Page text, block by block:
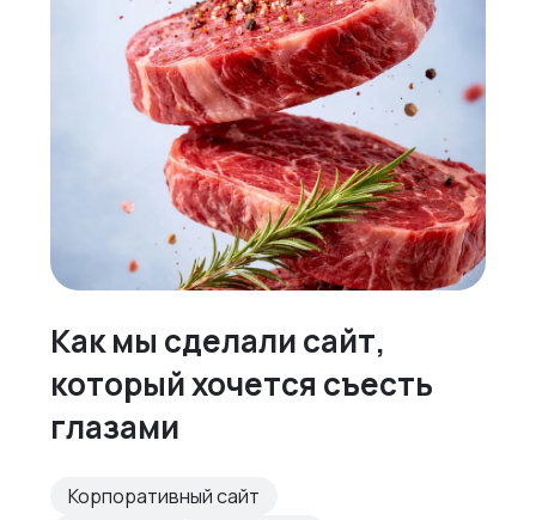
Как мы сделали сайт,
который хочется съесть
глазами
Корпоративный сайт